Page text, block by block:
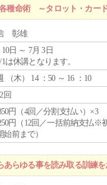
種命術 ～タロット・カー
彰雄
日 ～ 7月 3日
は休講となります。
（木） 14 ：50 ～ 16 ：10
回
円（4回／分割支払い）×3
円（12回／一括前納支払※
始前まで）
らゆる事を読み取る訓練を